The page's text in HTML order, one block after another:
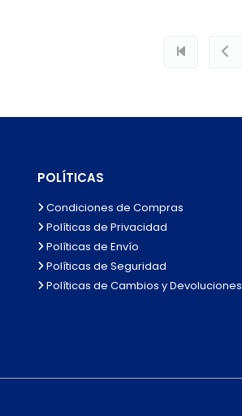
POLÍTICAS
Condiciones de Compras
Políticas de Privacidad
Políticas de Envío
Políticas de Seguridad
Políticas de Cambios y Devoluciones